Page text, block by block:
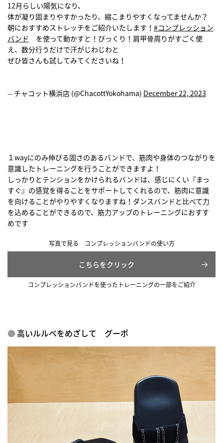
12月らしい陽気になり、
体が凝り固まりやすかったり、縮こまりやすくなってませんか？
朝におすすめストレッチをご紹介いたします！ #コンプレッション
バンド を使って動かすと！びっくり！肩甲骨周りがすごく使
え、数分行うだけで汗がじわじわと
ぜひ皆さんも試してみてくださいね！
-- チャコット横浜店 (@ChacottYokohama) December 22, 2023
１wayにのみ伸びる固さのあるバンドで、筋肉や身体のつながりを
意識したトレーニングを行うことができますよ！
しっかりとテンションをかけられるバンドは、感じにくい『まっ
すぐ』の感覚を得ることをサポートしてくれるので、筋肉に意識
を向けることがやりやすくなりますね！ダンスバンドと比べて力
を込めることができるので、筋力アップのトレーニングにおすす
めです
写真で見る コンプレッションバンドの使い方
こちらをクリック
コンプレッションバンドを使ったトレーニングの一部をご紹介
高いルルベをめざして グーポ